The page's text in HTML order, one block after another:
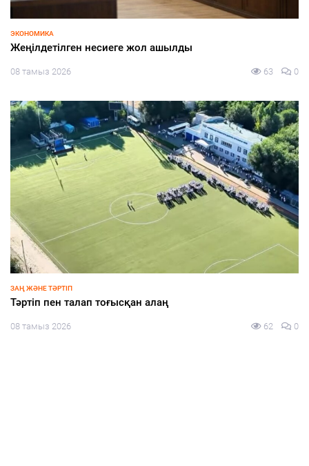
ЭКОНОМИКА
Жеңілдетілген несиеге жол ашылды
08 тамыз 2026 63 0
ЗАҢ ЖӘНЕ ТӘРТІП
Тәртіп пен талап тоғысқан алаң
08 тамыз 2026 62 0